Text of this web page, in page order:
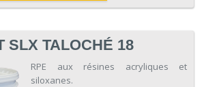
SLX TALOCHÉ 18
RPE aux résines acryliques et
siloxanes.